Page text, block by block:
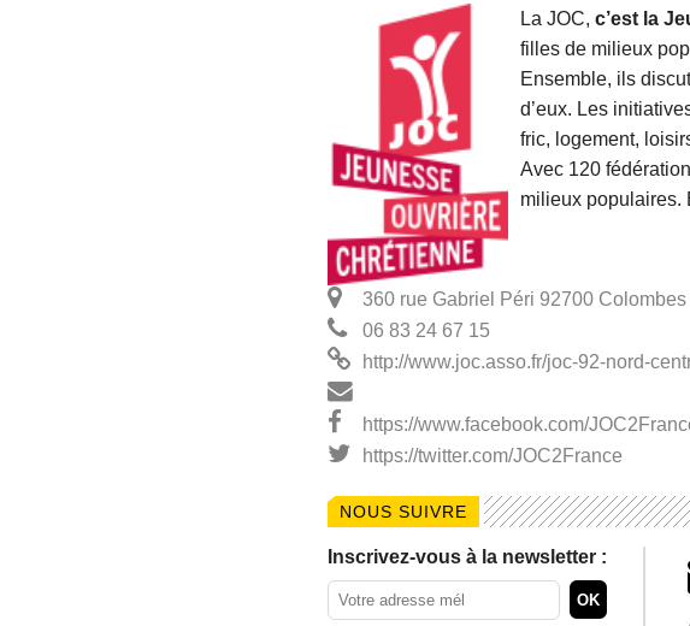
La JOC, c’est la
filles de milieux
Ensemble, ils
d’eux. Les
fric, logement,
Avec 120
milieux populaires.
360 rue Gabriel Péri 92700 Colombes
06 83 24 67 15
http://www.joc.asso.fr/joc-92-nord-
https://www.facebook.com/
https://twitter.com/JOC2France
NOUS SUIVRE
Inscrivez-vous à la newsletter :